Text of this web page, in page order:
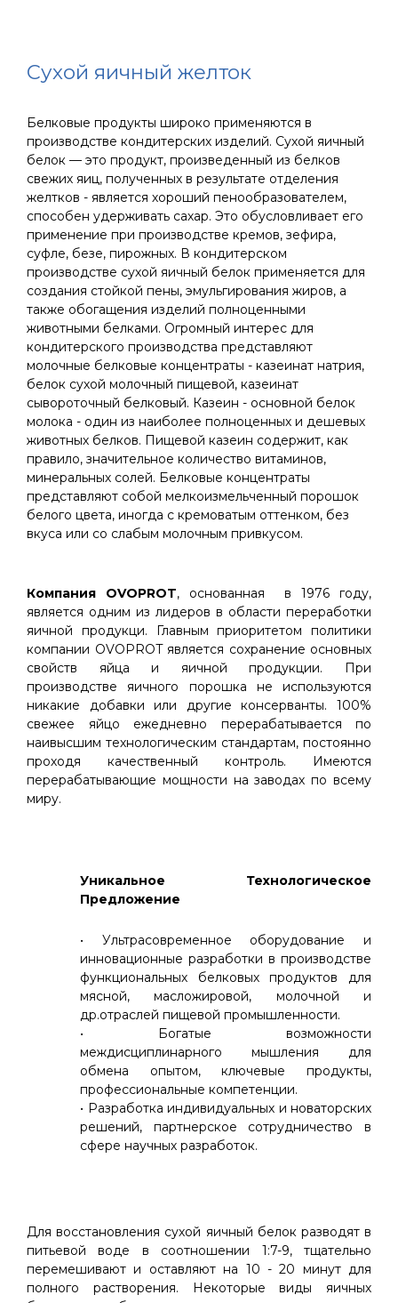
Сухой яичный желток
Белковые продукты широко применяются в
производстве кондитерских изделий. Сухой яичный
белок — это продукт, произведенный из белков
свежих яиц, полученных в результате отделения
желтков - является хороший пенообразователем,
способен удерживать сахар. Это обусловливает его
применение при производстве кремов, зефира,
суфле, безе, пирожных. В кондитерском
производстве сухой яичный белок применяется для
создания стойкой пены, эмульгирования жиров, а
также обогащения изделий полноценными
животными белками. Огромный интерес для
кондитерского производства представляют
молочные белковые концентраты - казеинат натрия,
белок сухой молочный пищевой, казеинат
сывороточный белковый. Казеин - основной белок
молока - один из наиболее полноценных и дешевых
животных белков. Пищевой казеин содержит, как
правило, значительное количество витаминов,
минеральных солей. Белковые концентраты
представляют собой мелкоизмельченный порошок
белого цвета, иногда с кремоватым оттенком, без
вкуса или со слабым молочным привкусом.
Компания OVOPROT, основанная в 1976 году,
является одним из лидеров в области переработки
яичной продукци. Главным приоритетом политики
компании OVOPROT является сохранение основных
свойств яйца и яичной продукции. При
производстве яичного порошка не используются
никакие добавки или другие консерванты. 100%
свежее яйцо ежедневно перерабатывается по
наивысшим технологическим стандартам, постоянно
проходя качественный контроль. Имеются
перерабатывающие мощности на заводах по всему
миру.
Уникальное Технологическое
Предложение
• Ультрасовременное оборудование и
инновационные разработки в производстве
функциональных белковых продуктов для
мясной, масложировой, молочной и
др.отраслей пищевой промышленности.
• Богатые возможности
междисциплинарного мышления для
обмена опытом, ключевые продукты,
профессиональные компетенции.
• Разработка индивидуальных и новаторских
решений, партнерское сотрудничество в
сфере научных разработок.
Для восстановления сухой яичный белок разводят в
питьевой воде в соотношении 1:7-9, тщательно
перемешивают и оставляют на 10 - 20 минут для
полного растворения. Некоторые виды яичных